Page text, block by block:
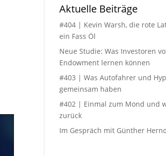
Aktuelle Beiträge
#404 | Kevin Warsh, die rote
ein Fass Öl
Neue Studie: Was Investoren
Endowment lernen können
#403 | Was Autofahrer und
gemeinsam haben
#402 | Einmal zum Mond und
zurück
Im Gespräch mit Günther